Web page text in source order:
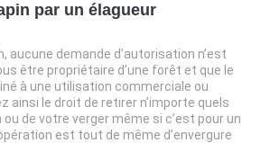
par un élagueur
aucune demande d’autorisation n’est
être propriétaire d’une forêt et que le
à une utilisation commerciale ou
ainsi le droit de retirer n’importe quels
de votre verger même si c’est pour un
est tout de même d’envergure